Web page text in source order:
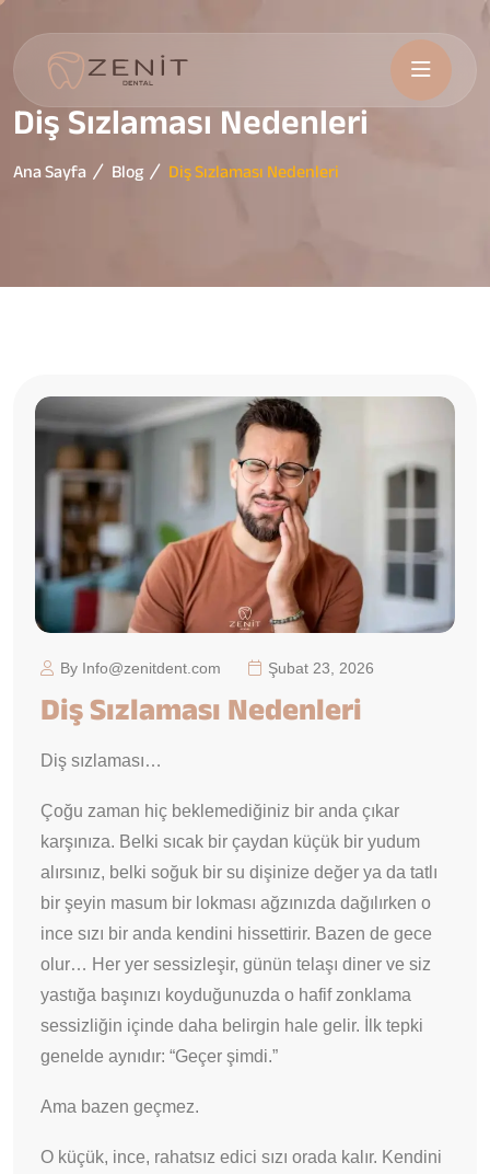
Diş Sızlaması Nedenleri
Ana Sayfa Blog Diş Sızlaması Nedenleri
By Info@zenitdent.com Şubat 23, 2026
Diş Sızlaması Nedenleri
Diş sızlaması…
Çoğu zaman hiç beklemediğiniz bir anda çıkar
karşınıza. Belki sıcak bir çaydan küçük bir yudum
alırsınız, belki soğuk bir su dişinize değer ya da tatlı
bir şeyin masum bir lokması ağzınızda dağılırken o
ince sızı bir anda kendini hissettirir. Bazen de gece
olur… Her yer sessizleşir, günün telaşı diner ve siz
yastığa başınızı koyduğunuzda o hafif zonklama
sessizliğin içinde daha belirgin hale gelir. İlk tepki
genelde aynıdır: “Geçer şimdi.”
Ama bazen geçmez.
O küçük, ince, rahatsız edici sızı orada kalır. Kendini